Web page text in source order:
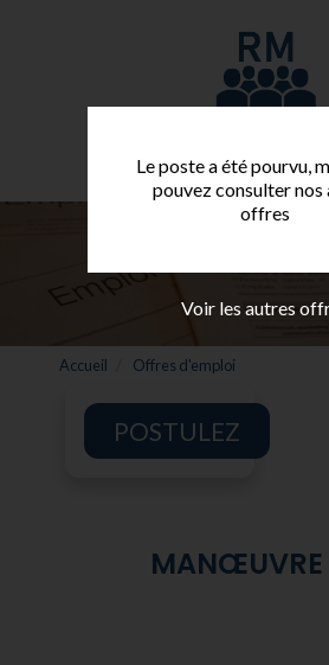
Accueil Offres d'emploi
Le poste a été pourvu,
pouvez consulter nos
offres
Voir les autres
POSTULEZ